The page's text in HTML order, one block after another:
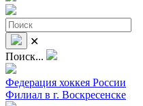
✕
Поиск...
Федерация хоккея России
Филиал в г. Воскресенске